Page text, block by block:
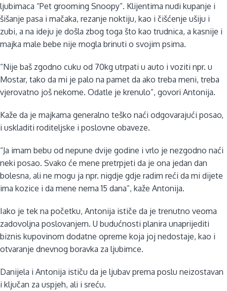
ljubimaca “Pet grooming Snoopy”. Klijentima nudi kupanje i
šišanje pasa i mačaka, rezanje noktiju, kao i čišćenje ušiju i
zubi, a na ideju je došla zbog toga što kao trudnica, a kasnije i
majka male bebe nije mogla brinuti o svojim psima.
“Nije baš zgodno cuku od 70kg utrpati u auto i voziti npr. u
Mostar, tako da mi je palo na pamet da ako treba meni, treba
vjerovatno još nekome. Odatle je krenulo”, govori Antonija.
Kaže da je majkama generalno teško naći odgovarajući posao,
i uskladiti roditeljske i poslovne obaveze.
“Ja imam bebu od nepune dvije godine i vrlo je nezgodno naći
neki posao. Svako će mene pretrpjeti da je ona jedan dan
bolesna, ali ne mogu ja npr. nigdje gdje radim reći da mi dijete
ima kozice i da mene nema 15 dana”, kaže Antonija.
Iako je tek na početku, Antonija ističe da je trenutno veoma
zadovoljna poslovanjem. U budućnosti planira unaprijediti
biznis kupovinom dodatne opreme koja joj nedostaje, kao i
otvaranje dnevnog boravka za ljubimce.
Danijela i Antonija ističu da je ljubav prema poslu neizostavan
i ključan za uspjeh, ali i sreću.